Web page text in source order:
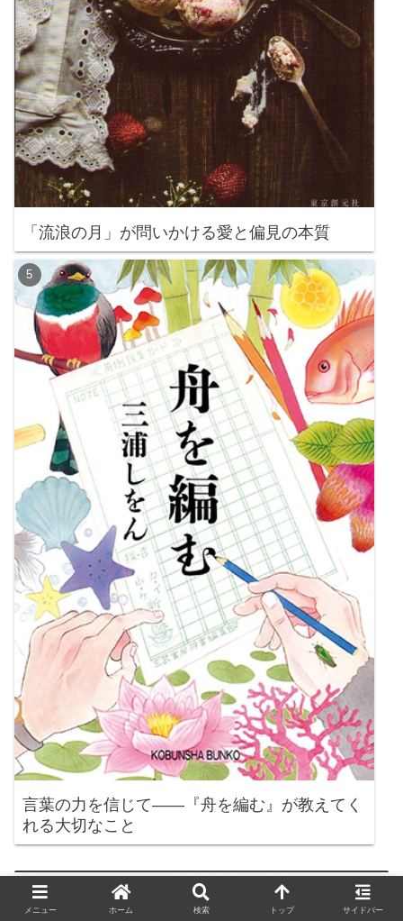
「流浪の月」が問いかける愛と偏見の本質
言葉の力を信じて——『舟を編む』が教えてく
れる大切なこと
新着記事
メニュー ホーム 検索 トップ サイドバー